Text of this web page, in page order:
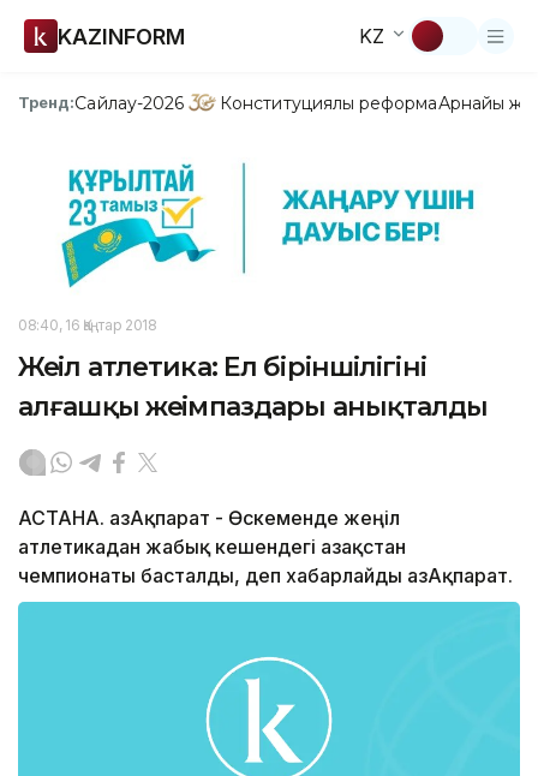
KAZINFORM KZ
Тренд:Сайлау-2026 Конституциялық реформаАрнайы
08:40, 16 Қаңтар 2018
Жеңіл атлетика: Ел біріншілігінің
алғашқы жеңімпаздары анықталды
АСТАНА. ҚазАқпарат - Өскеменде жеңіл
атлетикадан жабық кешендегі Қазақстан
чемпионаты басталды, деп хабарлайды ҚазАқпарат.